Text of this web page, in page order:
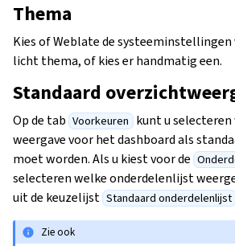
Thema
Kies of Weblate de
licht thema, of kies er handmatig een.
Standaard
Op de tab Voorkeuren kunt u selecteren
weergave voor het dashboard als
moet worden. Als u kiest voor de
selecteren welke onderdelenlijst
uit de keuzelijst Standaard onderdelenlijst
Zie ook